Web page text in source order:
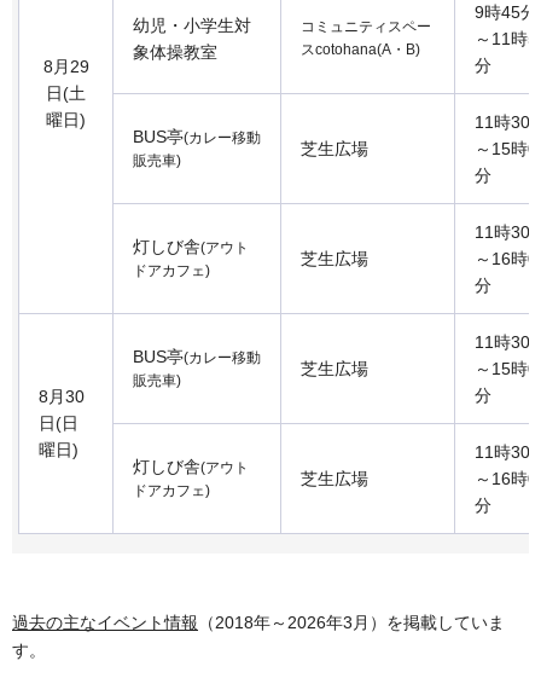
8月29
日(土
曜日)
幼児・小学生対
象体操教室
コミュニティスペー
スcotohana(A・B)
9時45分
～11時
分
BUS亭(カレー移動
販売車)
芝生広場
11時30
～15時
分
灯しび舎(アウト
ドアカフェ)
芝生広場
11時30
～16時
分
8月30
日(日
曜日)
BUS亭(カレー移動
販売車)
芝生広場
11時30
～15時
分
灯しび舎(アウト
ドアカフェ)
芝生広場
11時30
～16時
分
過去の主なイベント情報 （2018年～2026年3月）を掲載していま
す。